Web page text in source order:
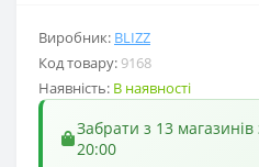
Виробник: BLIZZ
Код товару: 9168
Наявність: В наявності
Забрати з 13
20:00